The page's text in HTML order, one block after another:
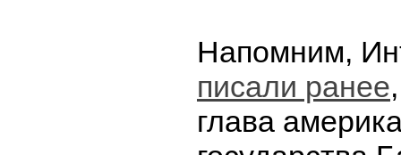
Напомним,
писали ранее
глава